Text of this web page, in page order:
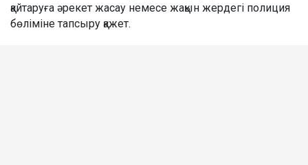
қайтаруға әрекет жасау немесе жақын жердегі полиция
бөліміне тапсыру қажет.